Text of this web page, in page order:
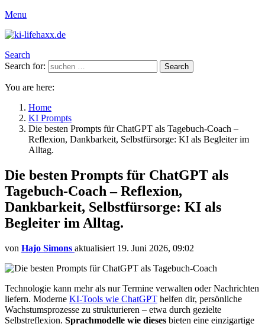
Menu
Search
Search for:
Search
You are here:
Home
KI Prompts
Die besten Prompts für ChatGPT als Tagebuch-Coach –
Reflexion, Dankbarkeit, Selbstfürsorge: KI als Begleiter im
Alltag.
Die besten Prompts für ChatGPT als
Tagebuch-Coach – Reflexion,
Dankbarkeit, Selbstfürsorge: KI als
Begleiter im Alltag.
von Hajo Simons aktualisiert 19. Juni 2026, 09:02
Technologie kann mehr als nur Termine verwalten oder Nachrichten
liefern. Moderne KI-Tools wie ChatGPT helfen dir, persönliche
Wachstumsprozesse zu strukturieren – etwa durch gezielte
Selbstreflexion. Sprachmodelle wie dieses bieten eine einzigartige